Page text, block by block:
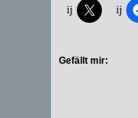
Gefällt mir: